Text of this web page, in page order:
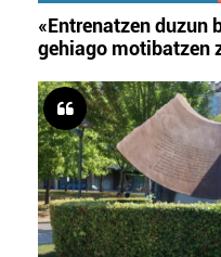
«Entrenatzen duzun
gehiago motibatzen